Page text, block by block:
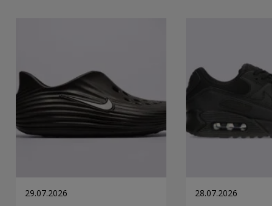
29.07.2026 28.07.2026